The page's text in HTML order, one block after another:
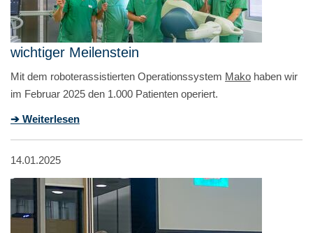
wichtiger Meilenstein
Mit dem roboterassistierten Operationssystem Mako haben wir
im Februar 2025 den 1.000 Patienten operiert.
➔ Weiterlesen
14.01.2025